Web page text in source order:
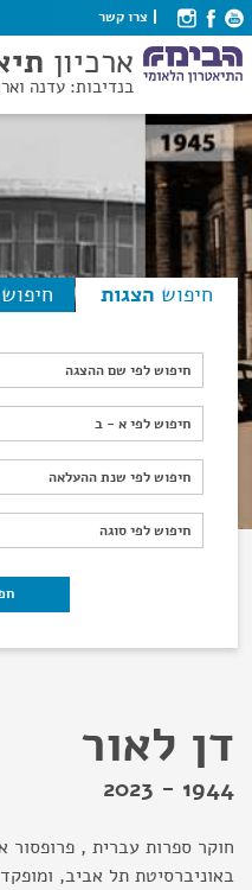
צרו קשר
ארכיון
בנדיבות: עדנה
חיפוש הצגות חיפוש
חיפוש לפי שם ההצגה
חיפוש לפי א - ב
חיפוש לפי א - ב
חיפוש לפי שנת ההעלאה
חיפוש לפי שנת ההעלאה
חיפוש לפי סוגה
חיפוש לפי סוגה
דן לאור
1944 - 2023
חוקר ספרות עברית , פרופסור
באוניברסיטת תל אביב,